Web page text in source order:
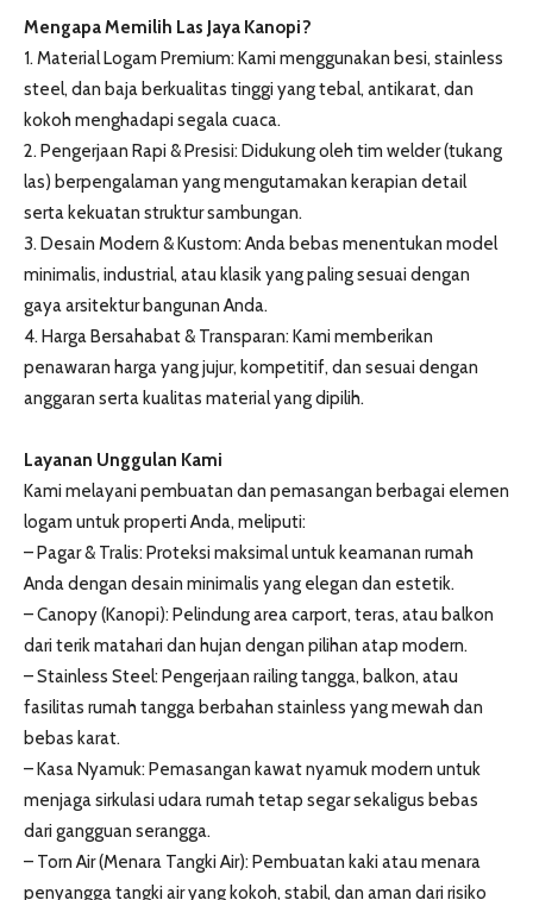
Mengapa Memilih Las Jaya Kanopi?
1. Material Logam Premium: Kami menggunakan besi, stainless
steel, dan baja berkualitas tinggi yang tebal, antikarat, dan
kokoh menghadapi segala cuaca.
2. Pengerjaan Rapi & Presisi: Didukung oleh tim welder (tukang
las) berpengalaman yang mengutamakan kerapian detail
serta kekuatan struktur sambungan.
3. Desain Modern & Kustom: Anda bebas menentukan model
minimalis, industrial, atau klasik yang paling sesuai dengan
gaya arsitektur bangunan Anda.
4. Harga Bersahabat & Transparan: Kami memberikan
penawaran harga yang jujur, kompetitif, dan sesuai dengan
anggaran serta kualitas material yang dipilih.
Layanan Unggulan Kami
Kami melayani pembuatan dan pemasangan berbagai elemen
logam untuk properti Anda, meliputi:
– Pagar & Tralis: Proteksi maksimal untuk keamanan rumah
Anda dengan desain minimalis yang elegan dan estetik.
– Canopy (Kanopi): Pelindung area carport, teras, atau balkon
dari terik matahari dan hujan dengan pilihan atap modern.
– Stainless Steel: Pengerjaan railing tangga, balkon, atau
fasilitas rumah tangga berbahan stainless yang mewah dan
bebas karat.
– Kasa Nyamuk: Pemasangan kawat nyamuk modern untuk
menjaga sirkulasi udara rumah tetap segar sekaligus bebas
dari gangguan serangga.
– Torn Air (Menara Tangki Air): Pembuatan kaki atau menara
penyangga tangki air yang kokoh, stabil, dan aman dari risiko